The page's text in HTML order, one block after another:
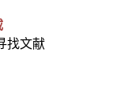
找文献